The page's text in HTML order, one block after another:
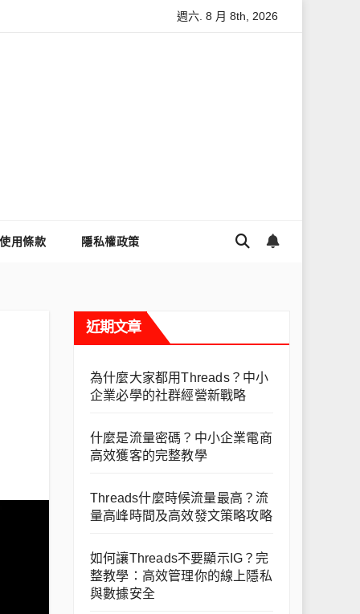
麼讓Threads流量變多？高效提升流量的完整教學
週六. 8 月 8th, 2026
使用條款 隱私權政策
近期文章
為什麼大家都用Threads？中小
企業必學的社群經營新戰略
什麼是流量密碼？中小企業電商
高效獲客的完整教學
Threads什麼時候流量最高？流
量高峰時間及高效發文策略攻略
如何讓Threads不要顯示IG？完
整教學：高效管理你的線上隱私
與數據安全